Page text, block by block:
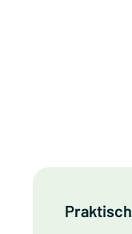
Praktisch